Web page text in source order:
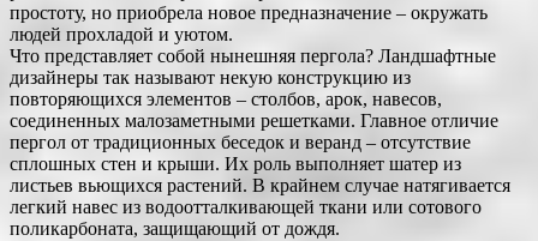
простоту, но приобрела новое предназначение – окружать
людей прохладой и уютом.
Что представляет собой нынешняя пергола? Ландшафтные
дизайнеры так называют некую конструкцию из
повторяющихся элементов – столбов, арок, навесов,
соединенных малозаметными решетками. Главное отличие
пергол от традиционных беседок и веранд – отсутствие
сплошных стен и крыши. Их роль выполняет шатер из
листьев вьющихся растений. В крайнем случае натягивается
легкий навес из водоотталкивающей ткани или сотового
поликарбоната, защищающий от дождя.